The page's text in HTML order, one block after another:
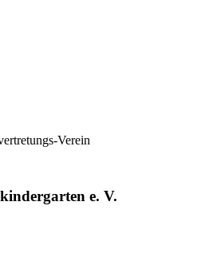
Verein
e. V.